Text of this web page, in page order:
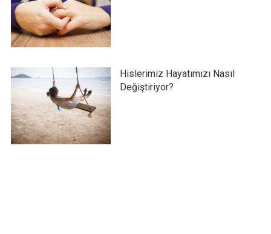
Hislerimiz Hayatımızı Nasıl
Değiştiriyor?